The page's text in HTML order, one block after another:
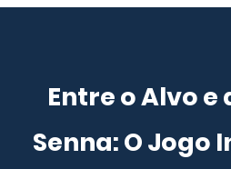
Entre o Alvo e
Senna: O Jogo